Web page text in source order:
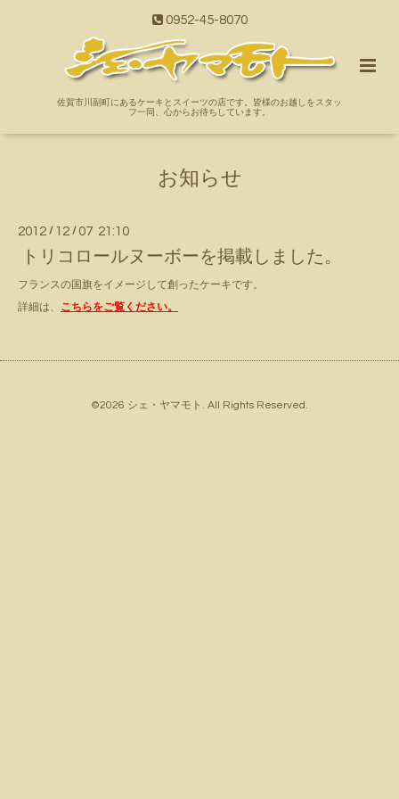
0952-45-8070
佐賀市川副町にあるケーキとスイーツの店です。皆様のお越しをスタッ
フ一同、心からお待ちしています。
お知らせ
2012 / 12 / 07 21:10
トリコロールヌーボーを掲載しました。
フランスの国旗をイメージして創ったケーキです。
詳細は、 こちらをご覧ください。
©2026 シェ・ヤマモト . All Rights Reserved.